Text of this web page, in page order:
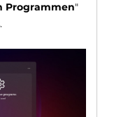
Programmen"
.